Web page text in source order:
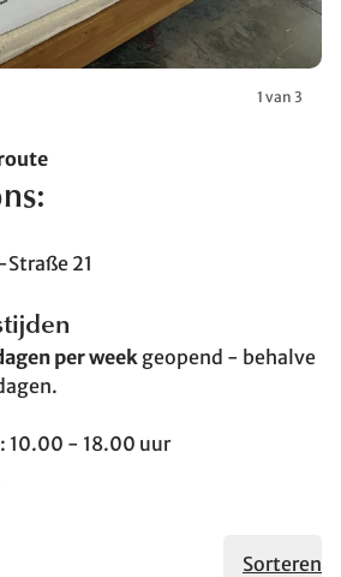
1 van 3
21
per week geopend - behalve
10.00 - 18.00 uur
Sorteren